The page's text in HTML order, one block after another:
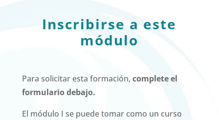
Inscribirse a este
módulo
Para solicitar esta formación, complete el
formulario debajo.
El módulo I se puede tomar como un curso